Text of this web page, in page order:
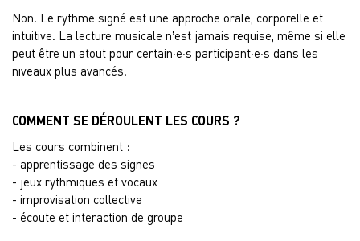
Non. Le rythme signé est une approche orale, corporelle et
intuitive. La lecture musicale n’est jamais requise, même si elle
peut être un atout pour certain·e·s participant·e·s dans les
niveaux plus avancés.
COMMENT SE DÉROULENT LES COURS ?
Les cours combinent :
- apprentissage des signes
- jeux rythmiques et vocaux
- improvisation collective
- écoute et interaction de groupe